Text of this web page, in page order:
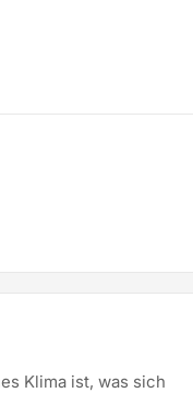
Klima ist, was sich